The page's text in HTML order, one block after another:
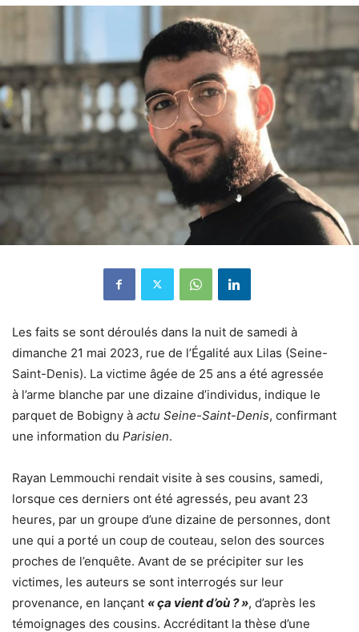
Les faits se sont déroulés dans la nuit de samedi à
dimanche 21 mai 2023, rue de l’Égalité aux Lilas (Seine-
Saint-Denis). La victime âgée de 25 ans a été agressée
à l’arme blanche par une dizaine d’individus, indique le
parquet de Bobigny à actu Seine-Saint-Denis, confirmant
une information du Parisien.
Rayan Lemmouchi rendait visite à ses cousins, samedi,
lorsque ces derniers ont été agressés, peu avant 23
heures, par un groupe d’une dizaine de personnes, dont
une qui a porté un coup de couteau, selon des sources
proches de l’enquête. Avant de se précipiter sur les
victimes, les auteurs se sont interrogés sur leur
provenance, en lançant « ça vient d’où ? », d’après les
témoignages des cousins. Accréditant la thèse d’une